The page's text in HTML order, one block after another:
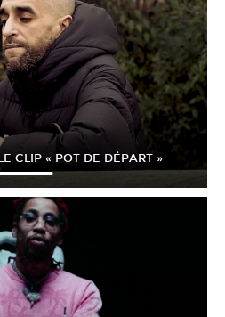
CLIP « POT DE DÉPART »